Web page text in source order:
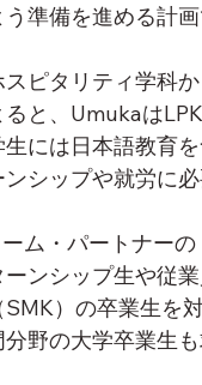
準備を進める計画
スピタリティ学科
と、Umukaは
には日本語教育
シップや就労に
ム・パートナー
ンシップ生や従
）の卒業生を
野の大学卒業生